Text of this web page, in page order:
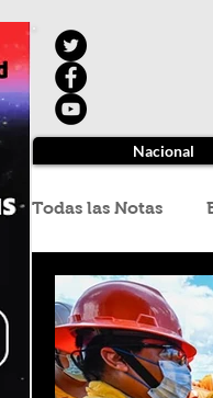
Todas las Notas
Aduanas
Cuajimalpa
Nacional